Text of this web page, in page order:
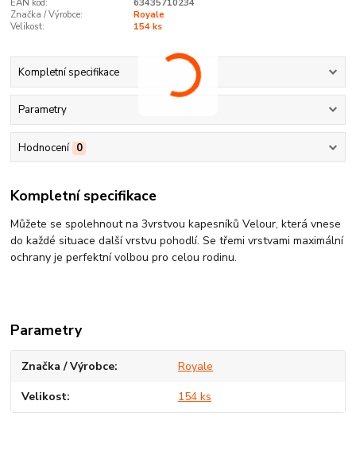
EAN kód:
63435710234
Značka / Výrobce:
Royale
Velikost:
154 ks
Kompletní specifikace
Parametry
Hodnocení 0
Kompletní specifikace
Můžete se spolehnout na 3vrstvou kapesníků Velour, která vnese
do každé situace další vrstvu pohodlí. Se třemi vrstvami maximální
ochrany je perfektní volbou pro celou rodinu.
Parametry
Značka / Výrobce Royale
Velikost 154 ks